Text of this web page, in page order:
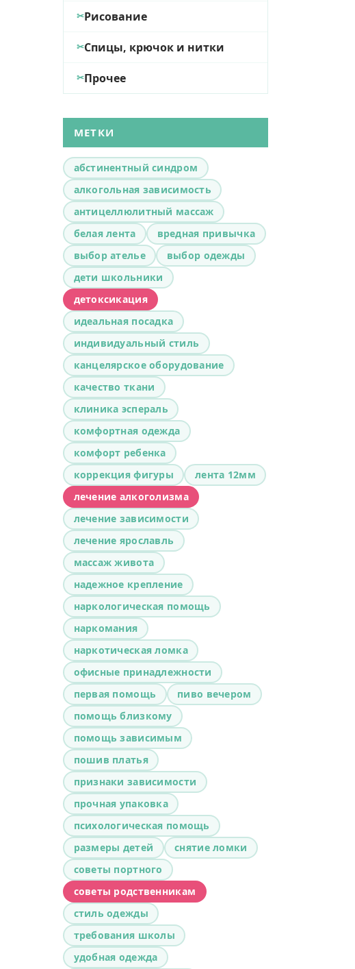
Рисование
Спицы, крючок и нитки
Прочее
МЕТКИ
абстинентный синдром
алкогольная зависимость
антицеллюлитный массаж
белая лента
вредная привычка
выбор ателье
выбор одежды
дети школьники
детоксикация
идеальная посадка
индивидуальный стиль
канцелярское оборудование
качество ткани
клиника эспераль
комфортная одежда
комфорт ребенка
коррекция фигуры
лента 12мм
лечение алкоголизма
лечение зависимости
лечение ярославль
массаж живота
надежное крепление
наркологическая помощь
наркомания
наркотическая ломка
офисные принадлежности
первая помощь
пиво вечером
помощь близкому
помощь зависимым
пошив платья
признаки зависимости
прочная упаковка
психологическая помощь
размеры детей
снятие ломки
советы портного
советы родственникам
стиль одежды
требования школы
удобная одежда